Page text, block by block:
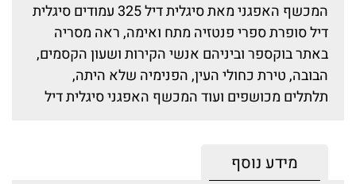
המכשף האפגני מאת סיגלית דיל 325 עמודים סיגלית
דיל סופרת ספרי פנטזיה מתח ואימה, ראה מסריה
באתר בוקספר וביניהם אנשי הקירות ושעון הקסמים,
הבובה, טירת כחולי העין, הפנימיה שלא היתה,
תלתלים מכושפים ועוד המכשף האפגני סיגלית דיל
מידע נוסף